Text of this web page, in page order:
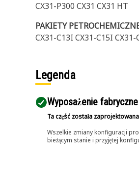
CX31-P300 CX31 CX31 HT
PAKIETY
CX31-C13I CX31-C15I
Legenda
Wyposażenie fabryczne
Ta część została
Wszelkie zmiany konfiguracji
bieżącym stanie i przyjętej